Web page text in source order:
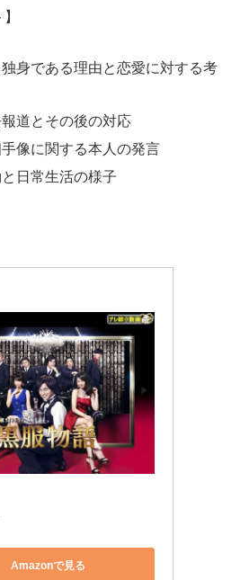
身である理由と恋愛に対する考
道とその後の対応
像に関する本人の発言
日常生活の様子
Amazonで見る